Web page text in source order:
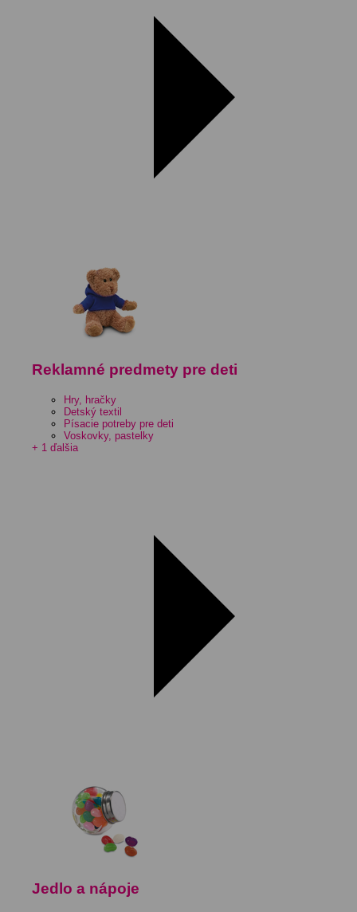
Reklamné predmety pre deti
Hry, hračky
Detský textil
Písacie potreby pre deti
Voskovky, pastelky
+ 1 ďalšia
Jedlo a nápoje